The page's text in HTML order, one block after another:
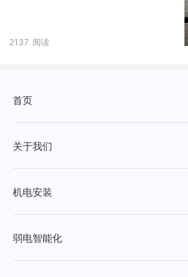
2137 阅读
首页
关于我们
机电安装
弱电智能化